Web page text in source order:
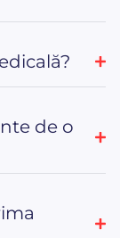
de o